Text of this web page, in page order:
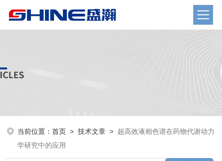
当前位置：首页 >技术文章 > 超高效液相色谱在药物代谢动力
学研究中的应用